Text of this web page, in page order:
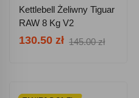
Kettlebell Żeliwny Tiguar
RAW 8 Kg V2
130.50 zł 145.00 zł